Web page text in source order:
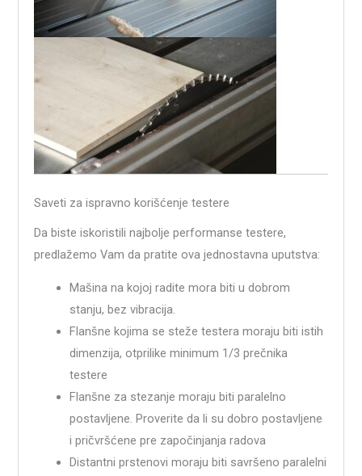
Saveti za ispravno korišćenje testere
Da biste iskoristili najbolje performanse testere,
predlažemo Vam da pratite ova jednostavna uputstva:
Mašina na kojoj radite mora biti u dobrom
stanju, bez vibracija.
Flanšne kojima se steže testera moraju biti istih
dimenzija, otprilike minimum 1/3 prečnika
testere
Flanšne za stezanje moraju biti paralelno
postavljene. Proverite da li su dobro postavljene
i pričvršćene pre započinjanja radova
Distantni prstenovi moraju biti savršeno paralelni